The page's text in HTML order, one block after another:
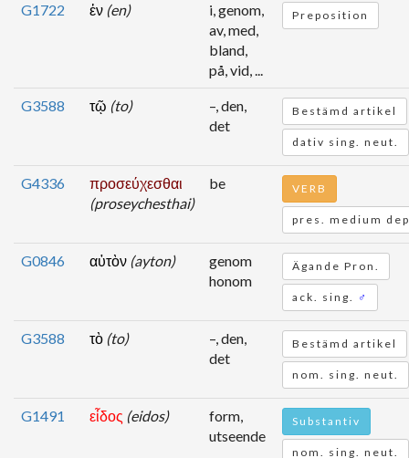
G1722 ἐν (en)
i, genom,
av, med,
bland,
på, vid, ...
Preposition
G3588 τῷ (to)
–, den,
det
Bestämd artikel
dativ sing. neut.
G4336
προσεύχεσθαι
(proseychesthai)
be VERB
pres. medium
G0846 αὐτὸν (ayton)
genom
honom
Ägande Pron.
ack. sing. ♂
G3588 τὸ (to)
–, den,
det
Bestämd artikel
nom. sing. neut.
G1491 εἶδος (eidos)
form,
utseende
Substantiv
nom. sing. neut.